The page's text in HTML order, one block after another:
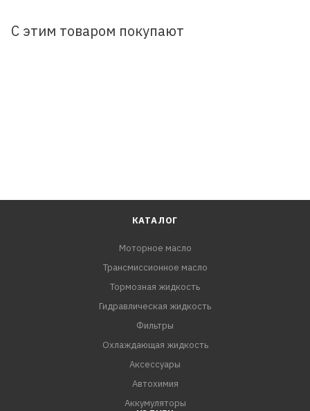
SCHANZLIN
С этим товаром покупают
КАТАЛОГ
Моторное масло
Трансмиссионное масло
Тормозная жидкость
Гидравлическая жидкость
Фильтры
Охлаждающая жидкость
Аксессуары
Автохимия
Аккумуляторы